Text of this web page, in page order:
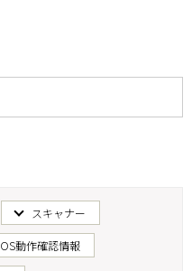
スキャナー
OS動作確認情報